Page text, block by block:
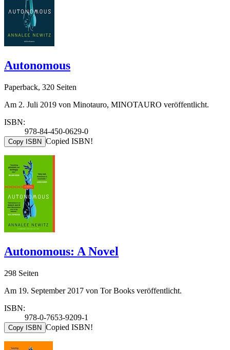
Autonomous
Paperback, 320 Seiten
Am 2. Juli 2019 von Minotauro, MINOTAURO veröffentlicht.
ISBN:
978-84-450-0629-0
Copy ISBN Copied ISBN!
Autonomous: A Novel
298 Seiten
Am 19. September 2017 von Tor Books veröffentlicht.
ISBN:
978-0-7653-9209-1
Copy ISBN Copied ISBN!